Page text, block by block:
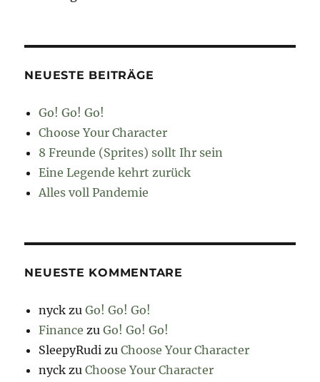
NEUESTE BEITRÄGE
Go! Go! Go!
Choose Your Character
8 Freunde (Sprites) sollt Ihr sein
Eine Legende kehrt zurück
Alles voll Pandemie
NEUESTE KOMMENTARE
nyck zuGo! Go! Go!
Finance zuGo! Go! Go!
SleepyRudi zuChoose Your Character
nyck zuChoose Your Character